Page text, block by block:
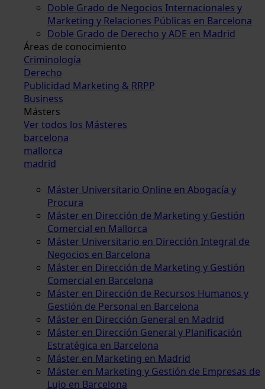
Doble Grado de Negocios Internacionales y
Marketing y Relaciones Públicas en Barcelona
Doble Grado de Derecho y ADE en Madrid
Áreas de conocimiento
Criminología
Derecho
Publicidad Marketing & RRPP
Business
Másters
Ver todos los Másteres
barcelona
mallorca
madrid
Máster Universitario Online en Abogacía y
Procura
Máster en Dirección de Marketing y Gestión
Comercial en Mallorca
Máster Universitario en Dirección Integral de
Negocios en Barcelona
Máster en Dirección de Marketing y Gestión
Comercial en Barcelona
Máster en Dirección de Recursos Humanos y
Gestión de Personal en Barcelona
Máster en Dirección General en Madrid
Máster en Dirección General y Planificación
Estratégica en Barcelona
Máster en Marketing en Madrid
Máster en Marketing y Gestión de Empresas de
Lujo en Barcelona